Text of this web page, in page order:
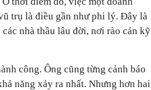
trụ là điều gần như phi lý. Đây là
nhà thầu lâu đời, nơi rào cản kỹ
công. Ông cũng từng cảnh báo
năng xảy ra nhất. Nhưng hơn hai